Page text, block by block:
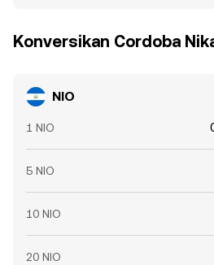
Konversikan Cordoba
NIO
1 NIO
5 NIO
10 NIO
20 NIO